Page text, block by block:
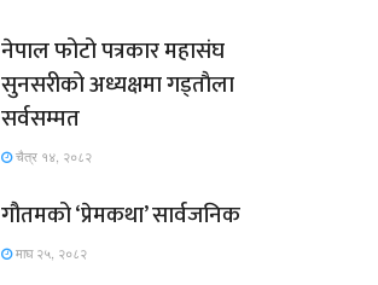
नेपाल फोटो पत्रकार महासंघ
सुनसरीको अध्यक्षमा गड्ताैला
सर्वसम्मत
चैत्र १४, २०८२
गौतमको ‘प्रेमकथा’ सार्वजनिक
माघ २५, २०८२